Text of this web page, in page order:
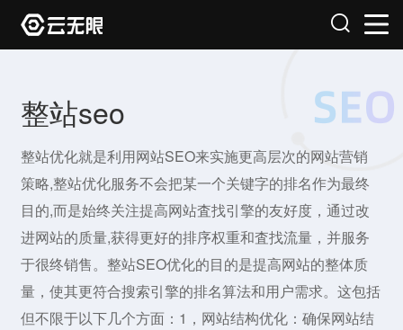
整站seo
整站优化就是利用网站SEO来实施更高层次的网站营销
策略,整站优化服务不会把某一个关键字的排名作为最终
目的,而是始终关注提高网站査找引擎的友好度，通过改
进网站的质量,获得更好的排序权重和査找流量，并服务
于很终销售。整站SEO优化的目的是提高网站的整体质
量，使其更符合搜索引擎的排名算法和用户需求。这包括
但不限于以下几个方面：1，网站结构优化：确保网站结